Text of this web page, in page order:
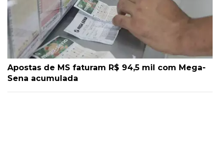
Apostas de MS faturam R$ 94,5 mil com Mega-
Sena acumulada